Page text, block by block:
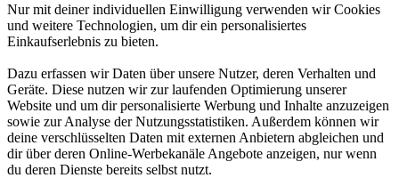
Nur mit deiner individuellen Einwilligung verwenden wir Cookies
und weitere Technologien, um dir ein personalisiertes
Einkaufserlebnis zu bieten.
Dazu erfassen wir Daten über unsere Nutzer, deren Verhalten und
Geräte. Diese nutzen wir zur laufenden Optimierung unserer
Website und um dir personalisierte Werbung und Inhalte anzuzeigen
sowie zur Analyse der Nutzungsstatistiken. Außerdem können wir
deine verschlüsselten Daten mit externen Anbietern abgleichen und
dir über deren Online-Werbekanäle Angebote anzeigen, nur wenn
du deren Dienste bereits selbst nutzt.